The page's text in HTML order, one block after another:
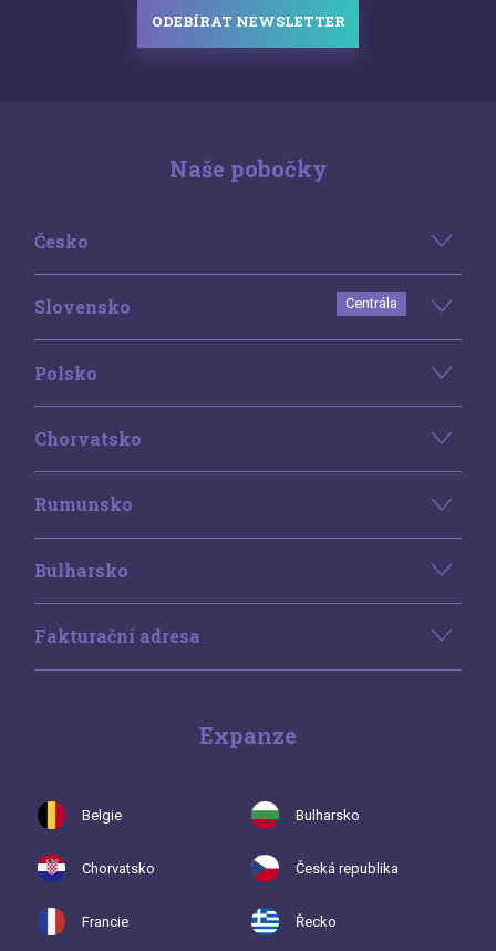
ODEBÍRAT NEWSLETTER
Naše pobočky
Česko
Slovensko Centrála
Polsko
Chorvatsko
Rumunsko
Bulharsko
Fakturační adresa
Expanze
Belgie Bulharsko
Chorvatsko Česká republika
Francie Řecko